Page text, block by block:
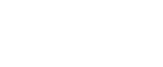
Ultimate Pour Nintendo Switch